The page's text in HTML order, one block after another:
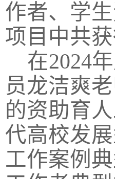
作者、学
项目中共
在2024
员龙洁爽
的资助育
代高校发
工作案例